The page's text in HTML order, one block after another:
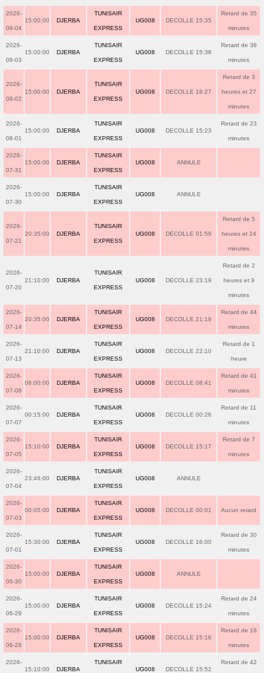
2026-
08-04
15:00:00 DJERBA
TUNISAIR
EXPRESS
UG008 DECOLLE 15:35
Retard de 35
minutes
2026-
08-03
15:00:00 DJERBA
TUNISAIR
EXPRESS
UG008 DECOLLE 15:38
Retard de 38
minutes
2026-
08-02
15:00:00 DJERBA
TUNISAIR
EXPRESS
UG008 DECOLLE 18:27
Retard de 3
heures et 27
minutes
2026-
08-01
15:00:00 DJERBA
TUNISAIR
EXPRESS
UG008 DECOLLE 15:23
Retard de 23
minutes
2026-
07-31
15:00:00 DJERBA
TUNISAIR
EXPRESS
UG008 ANNULE
2026-
07-30
15:00:00 DJERBA
TUNISAIR
EXPRESS
UG008 ANNULE
2026-
07-21
20:35:00 DJERBA
TUNISAIR
EXPRESS
UG008 DECOLLE 01:59
Retard de 5
heures et 24
minutes
2026-
07-20
21:10:00 DJERBA
TUNISAIR
EXPRESS
UG008 DECOLLE 23:19
Retard de 2
heures et 9
minutes
2026-
07-14
20:35:00 DJERBA
TUNISAIR
EXPRESS
UG008 DECOLLE 21:19
Retard de 44
minutes
2026-
07-13
21:10:00 DJERBA
TUNISAIR
EXPRESS
UG008 DECOLLE 22:10
Retard de 1
heure
2026-
07-08
08:00:00 DJERBA
TUNISAIR
EXPRESS
UG008 DECOLLE 08:41
Retard de 41
minutes
2026-
07-07
00:15:00 DJERBA
TUNISAIR
EXPRESS
UG008 DECOLLE 00:26
Retard de 11
minutes
2026-
07-05
15:10:00 DJERBA
TUNISAIR
EXPRESS
UG008 DECOLLE 15:17
Retard de 7
minutes
2026-
07-04
23:46:00 DJERBA
TUNISAIR
EXPRESS
UG008 ANNULE
2026-
07-03
00:05:00 DJERBA
TUNISAIR
EXPRESS
UG008 DECOLLE 00:01 Aucun retard
2026-
07-01
15:30:00 DJERBA
TUNISAIR
EXPRESS
UG008 DECOLLE 16:00
Retard de 30
minutes
2026-
06-30
15:00:00 DJERBA
TUNISAIR
EXPRESS
UG008 ANNULE
2026-
06-29
15:00:00 DJERBA
TUNISAIR
EXPRESS
UG008 DECOLLE 15:24
Retard de 24
minutes
2026-
06-28
15:00:00 DJERBA
TUNISAIR
EXPRESS
UG008 DECOLLE 15:16
Retard de 16
minutes
2026-
15:10:00 DJERBA
TUNISAIR
UG008 DECOLLE 15:52
Retard de 42